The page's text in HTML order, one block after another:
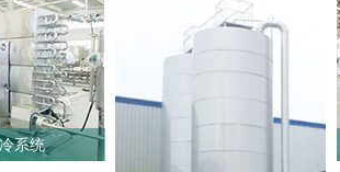
系统